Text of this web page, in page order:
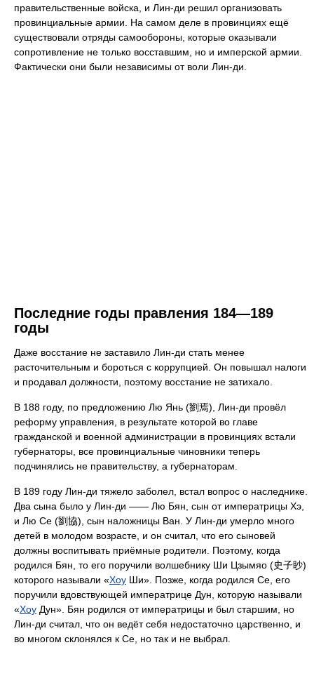
правительственные войска, и Лин-ди решил организовать
провинциальные армии. На самом деле в провинциях ещё
существовали отряды самообороны, которые оказывали
сопротивление не только восставшим, но и имперской армии.
Фактически они были независимы от воли Лин-ди.
Последние годы правления 184—189
годы
Даже восстание не заставило Лин-ди стать менее
расточительным и бороться с коррупцией. Он повышал налоги
и продавал должности, поэтому восстание не затихало.
В 188 году, по предложению Лю Янь (劉焉), Лин-ди провёл
реформу управления, в результате которой во главе
гражданской и военной администрации в провинциях встали
губернаторы, все провинциальные чиновники теперь
подчинялись не правительству, а губернаторам.
В 189 году Лин-ди тяжело заболел, встал вопрос о наследнике.
Два сына было у Лин-ди —— Лю Бян, сын от императрицы Хэ,
и Лю Се (劉協), сын наложницы Ван. У Лин-ди умерло много
детей в молодом возрасте, и он считал, что его сыновей
должны воспитывать приёмные родители. Поэтому, когда
родился Бян, то его поручили волшебнику Ши Цзымяо (史子眇)
которого называли «Хоу Ши». Позже, когда родился Се, его
поручили вдовствующей императрице Дун, которую называли
«Хоу Дун». Бян родился от императрицы и был старшим, но
Лин-ди считал, что он ведёт себя недостаточно царственно, и
во многом склонялся к Се, но так и не выбрал.